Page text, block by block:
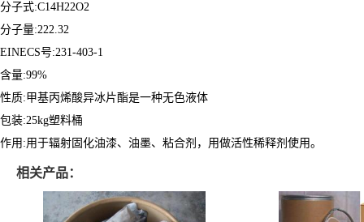
分子式:C14H22O2
分子量:222.32
EINECS号:231-403-1
含量:99%
性质:甲基丙烯酸异冰片酯是一种无色液体
包装:25kg塑料桶
作用:用于辐射固化油漆、油墨、粘合剂，用做活性稀释剂使用。
相关产品：